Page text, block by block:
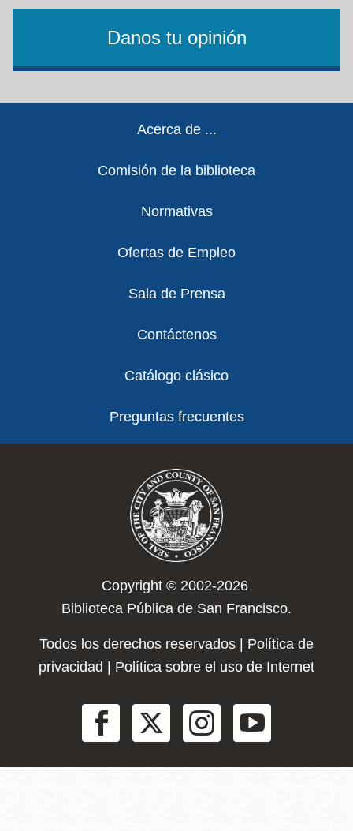
Danos tu opinión
Acerca de ...
Comisión de la biblioteca
Normativas
Ofertas de Empleo
Sala de Prensa
Contáctenos
Catálogo clásico
Preguntas frecuentes
Copyright © 2002-2026
Biblioteca Pública de San Francisco.
Todos los derechos reservados | Política de
privacidad
Política sobre el uso de Internet